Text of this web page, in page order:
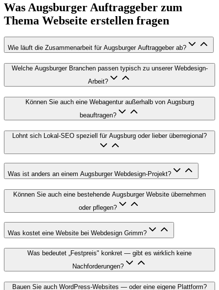
Was Augsburger Auftraggeber zum
Thema Webseite erstellen fragen
Wie läuft die Zusammenarbeit für Augsburger Auftraggeber ab?
Welche Augsburger Branchen passen typisch zu unserer Webdesign-
Arbeit?
Können Sie auch eine Webagentur außerhalb von Augsburg
beauftragen?
Lohnt sich Lokal-SEO speziell für Augsburg oder lieber überregional?
Was ist anders an einem Augsburger Webdesign-Projekt?
Können Sie auch eine bestehende Augsburger Website übernehmen
oder pflegen?
Was kostet eine Website bei Webdesign Grimm?
Was bedeutet „Festpreis" konkret — gibt es wirklich keine
Nachforderungen?
Bauen Sie auch WordPress-Websites — oder eine eigene Plattform?